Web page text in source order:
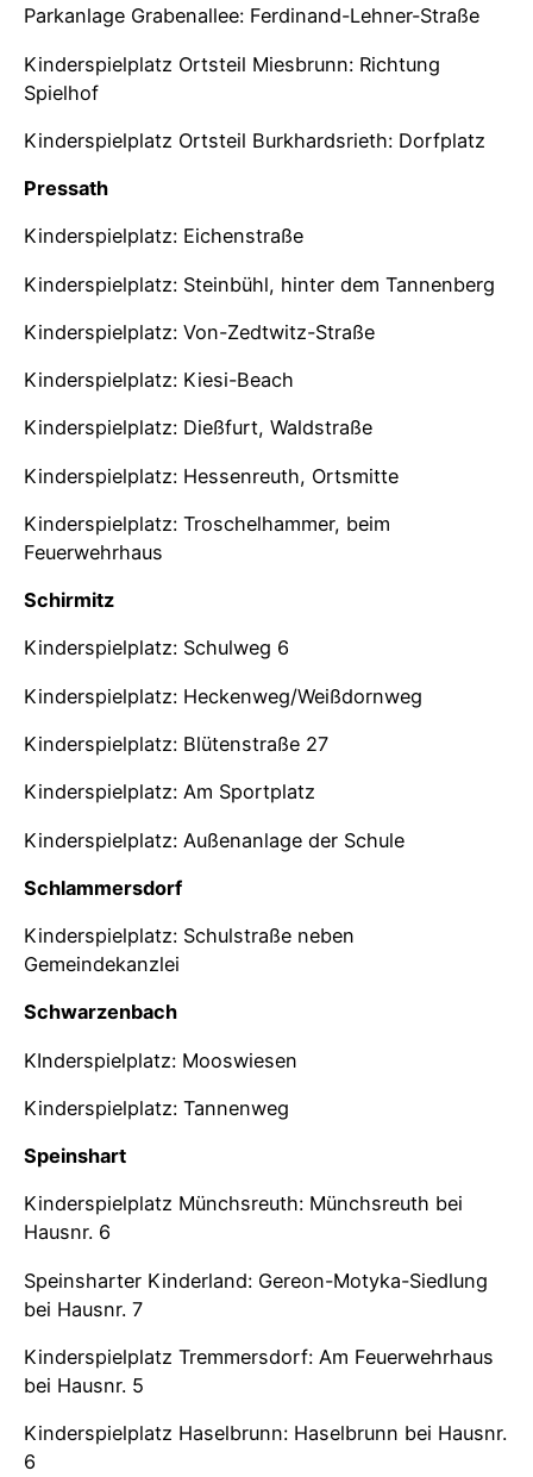
Parkanlage Grabenallee: Ferdinand-Lehner-Straße
Kinderspielplatz Ortsteil Miesbrunn: Richtung
Spielhof
Kinderspielplatz Ortsteil Burkhardsrieth: Dorfplatz
Pressath
Kinderspielplatz: Eichenstraße
Kinderspielplatz: Steinbühl, hinter dem Tannenberg
Kinderspielplatz: Von-Zedtwitz-Straße
Kinderspielplatz: Kiesi-Beach
Kinderspielplatz: Dießfurt, Waldstraße
Kinderspielplatz: Hessenreuth, Ortsmitte
Kinderspielplatz: Troschelhammer, beim
Feuerwehrhaus
Schirmitz
Kinderspielplatz: Schulweg 6
Kinderspielplatz: Heckenweg/Weißdornweg
Kinderspielplatz: Blütenstraße 27
Kinderspielplatz: Am Sportplatz
Kinderspielplatz: Außenanlage der Schule
Schlammersdorf
Kinderspielplatz: Schulstraße neben
Gemeindekanzlei
Schwarzenbach
KInderspielplatz: Mooswiesen
Kinderspielplatz: Tannenweg
Speinshart
Kinderspielplatz Münchsreuth: Münchsreuth bei
Hausnr. 6
Speinsharter Kinderland: Gereon-Motyka-Siedlung
bei Hausnr. 7
Kinderspielplatz Tremmersdorf: Am Feuerwehrhaus
bei Hausnr. 5
Kinderspielplatz Haselbrunn: Haselbrunn bei Hausnr.
6